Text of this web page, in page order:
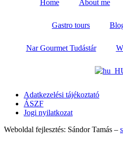
Home About me
Gastro tours
Nar Gourmet Tudástár
Adatkezelési tájékoztató
ÁSZF
Jogi nyilatkozat
Weboldal fejlesztés: Sándor Tamás –